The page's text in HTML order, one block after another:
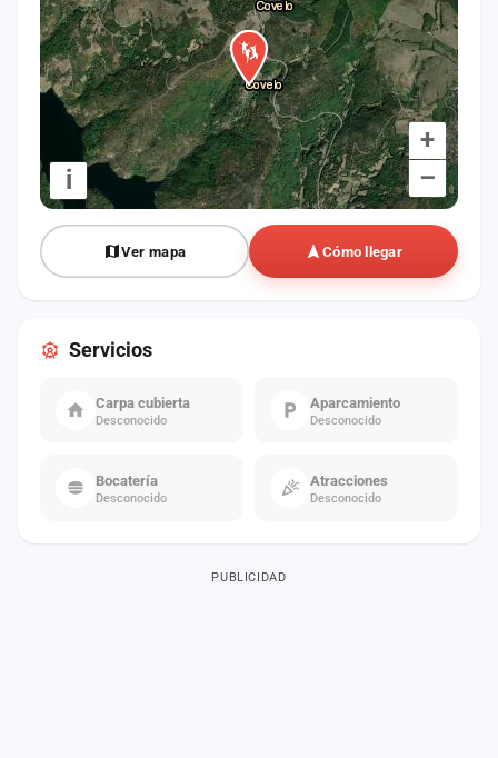
+
–
i
Ver mapa Cómo llegar
Servicios
Carpa cubierta
Desconocido
Aparcamiento
Desconocido
Bocatería
Desconocido
Atracciones
Desconocido
PUBLICIDAD